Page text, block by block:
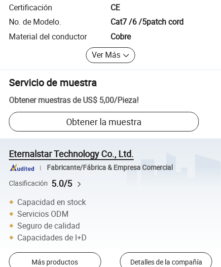
Certificación
CE
No. de Modelo.
Cat7 /6 /5patch cord
Material del conductor
Cobre
Ver Más
Servicio de muestra
Obtener muestras de US$ 5,00/Pieza!
Obtener la muestra
Eternalstar Technology Co., Ltd.
Fabricante/Fábrica & Empresa Comercial
Clasificación 5.0/5
Capacidad en stock
Servicios ODM
Seguro de calidad
Capacidades de I+D
Más productos Detalles de la compañía